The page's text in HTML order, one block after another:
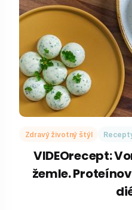
Zdravý životný štýl
VIDEOrecept:
žemle.